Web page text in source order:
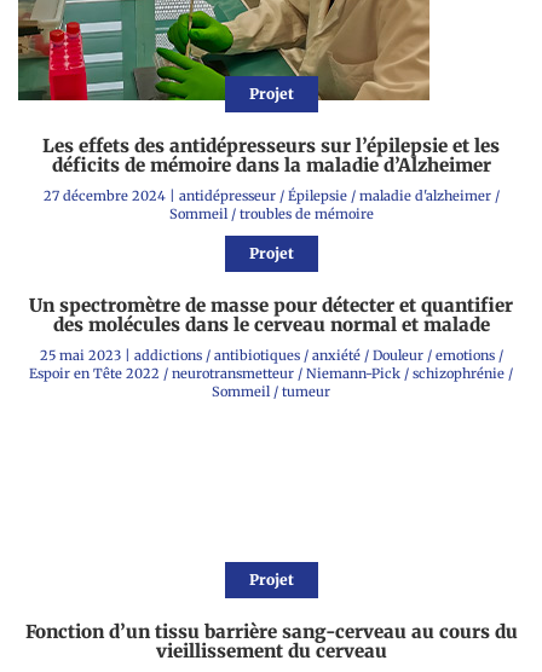
Projet
Les effets des antidépresseurs sur l’épilepsie et les
déficits de mémoire dans la maladie d’Alzheimer
27 décembre 2024| antidépresseur/ Épilepsie/ maladie d'alzheimer/
Sommeil/ troubles de mémoire
Projet
Un spectromètre de masse pour détecter et quantifier
des molécules dans le cerveau normal et malade
25 mai 2023| addictions/ antibiotiques/ anxiété/ Douleur/ emotions/
Espoir en Tête 2022 / neurotransmetteur / Niemann-Pick / schizophrénie /
Sommeil/ tumeur
Projet
Fonction d’un tissu barrière sang-cerveau au cours du
vieillissement du cerveau